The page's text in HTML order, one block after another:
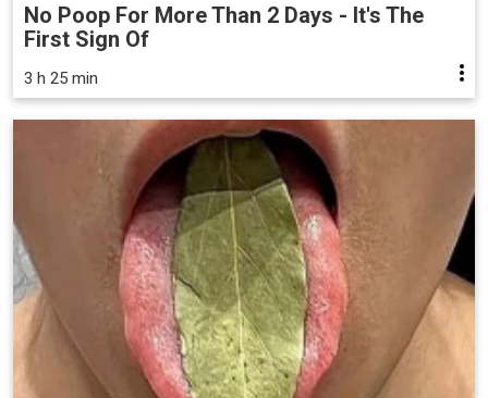
No Poop For More Than 2 Days - It's The
First Sign Of
3 h 25 min